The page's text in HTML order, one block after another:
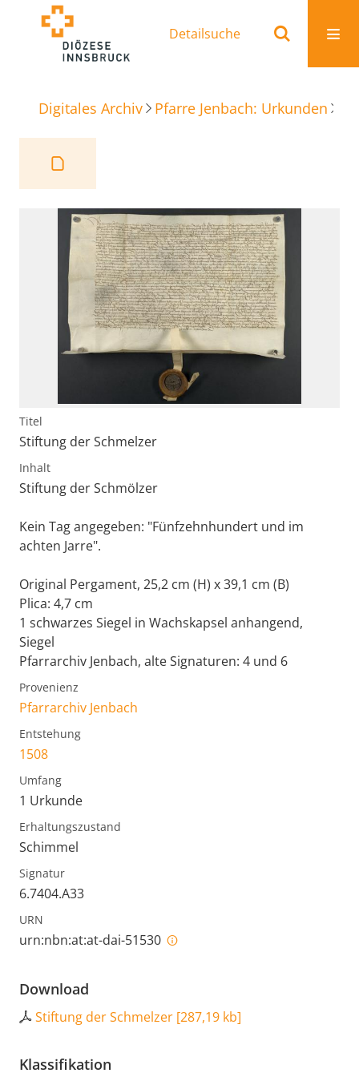
Detailsuche
Digitales Archiv Pfarre Jenbach: Urkunden
Titel
Stiftung der Schmelzer
Inhalt
Stiftung der Schmölzer
Kein Tag angegeben: "Fünfzehnhundert und im
achten Jarre".
Original Pergament, 25,2 cm (H) x 39,1 cm (B)
Plica: 4,7 cm
1 schwarzes Siegel in Wachskapsel anhangend,
Siegel
Pfarrarchiv Jenbach, alte Signaturen: 4 und 6
Provenienz
Pfarrarchiv Jenbach
Entstehung
1508
Umfang
1 Urkunde
Erhaltungszustand
Schimmel
Signatur
6.7404.A33
URN
urn:nbn:at:at-dai-51530
Download
Stiftung der Schmelzer [287,19 kb]
Klassifikation